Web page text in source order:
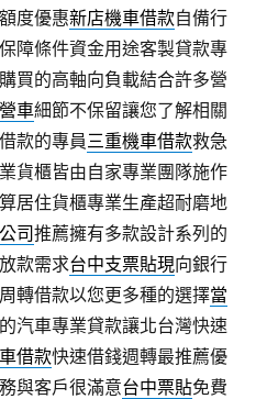
度優惠新店機車借款自備行
障條件資金用途客製貸款專
買的高軸向負載結合許多營
車細節不保留讓您了解相關
款的專員三重機車借款救急
貨櫃皆由自家專業團隊施作
居住貨櫃專業生產超耐磨地
司推薦擁有多款設計系列的
款需求台中支票貼現向銀行
轉借款以您更多種的選擇當
汽車專業貸款讓北台灣快速
借款快速借錢週轉最推薦優
與客戶很滿意台中票貼免費